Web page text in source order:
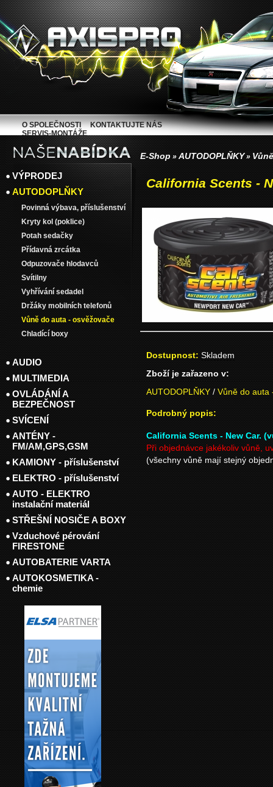
E-Shop » AUTODOPLŇKY»
California Scents -
Dostupnost: Skladem
Zboží je zařazeno v:
AUTODOPLŇKY / Vůně do auta
Podrobný popis:
California Scents - New Car.
Při objednávce jakékoliv vůně,
(všechny vůně mají stejný
VÝPRODEJ
AUTODOPLŇKY
Povinná výbava, příslušenství
Kryty kol (poklice)
Potah sedačky
Přídavná zrcátka
Odpuzovače hlodavců
Svítilny
Vyhřívání sedadel
Držáky mobilních telefonů
Vůně do auta - osvěžovače
Chladící boxy
AUDIO
MULTIMEDIA
OVLÁDÁNÍ A
BEZPEČNOST
SVÍCENÍ
ANTÉNY -
FM/AM,GPS,GSM
KAMIONY - příslušenství
ELEKTRO - příslušenství
AUTO - ELEKTRO
instalační materiál
STŘEŠNÍ NOSIČE A BOXY
Vzduchové pérování
FIRESTONE
AUTOBATERIE VARTA
AUTOKOSMETIKA -
chemie
O SPOLEČNOSTI
KONTAKTUJTE NÁS
SERVIS-MONTÁŽE